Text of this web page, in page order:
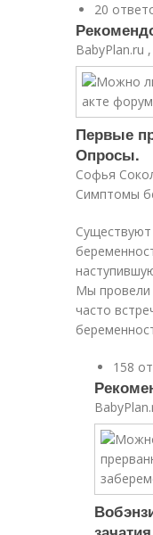
20
BabyPlan.ru ,
Первые
Опросы.
Софья
Симптомы
Мы
часто
158